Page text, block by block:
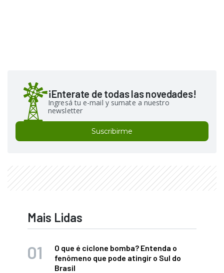
¡Enterate de todas las novedades!
Ingresá tu e-mail y sumate a nuestro
newsletter
Suscribirme
Mais Lidas
O que é ciclone bomba? Entenda o
fenômeno que pode atingir o Sul do
Brasil